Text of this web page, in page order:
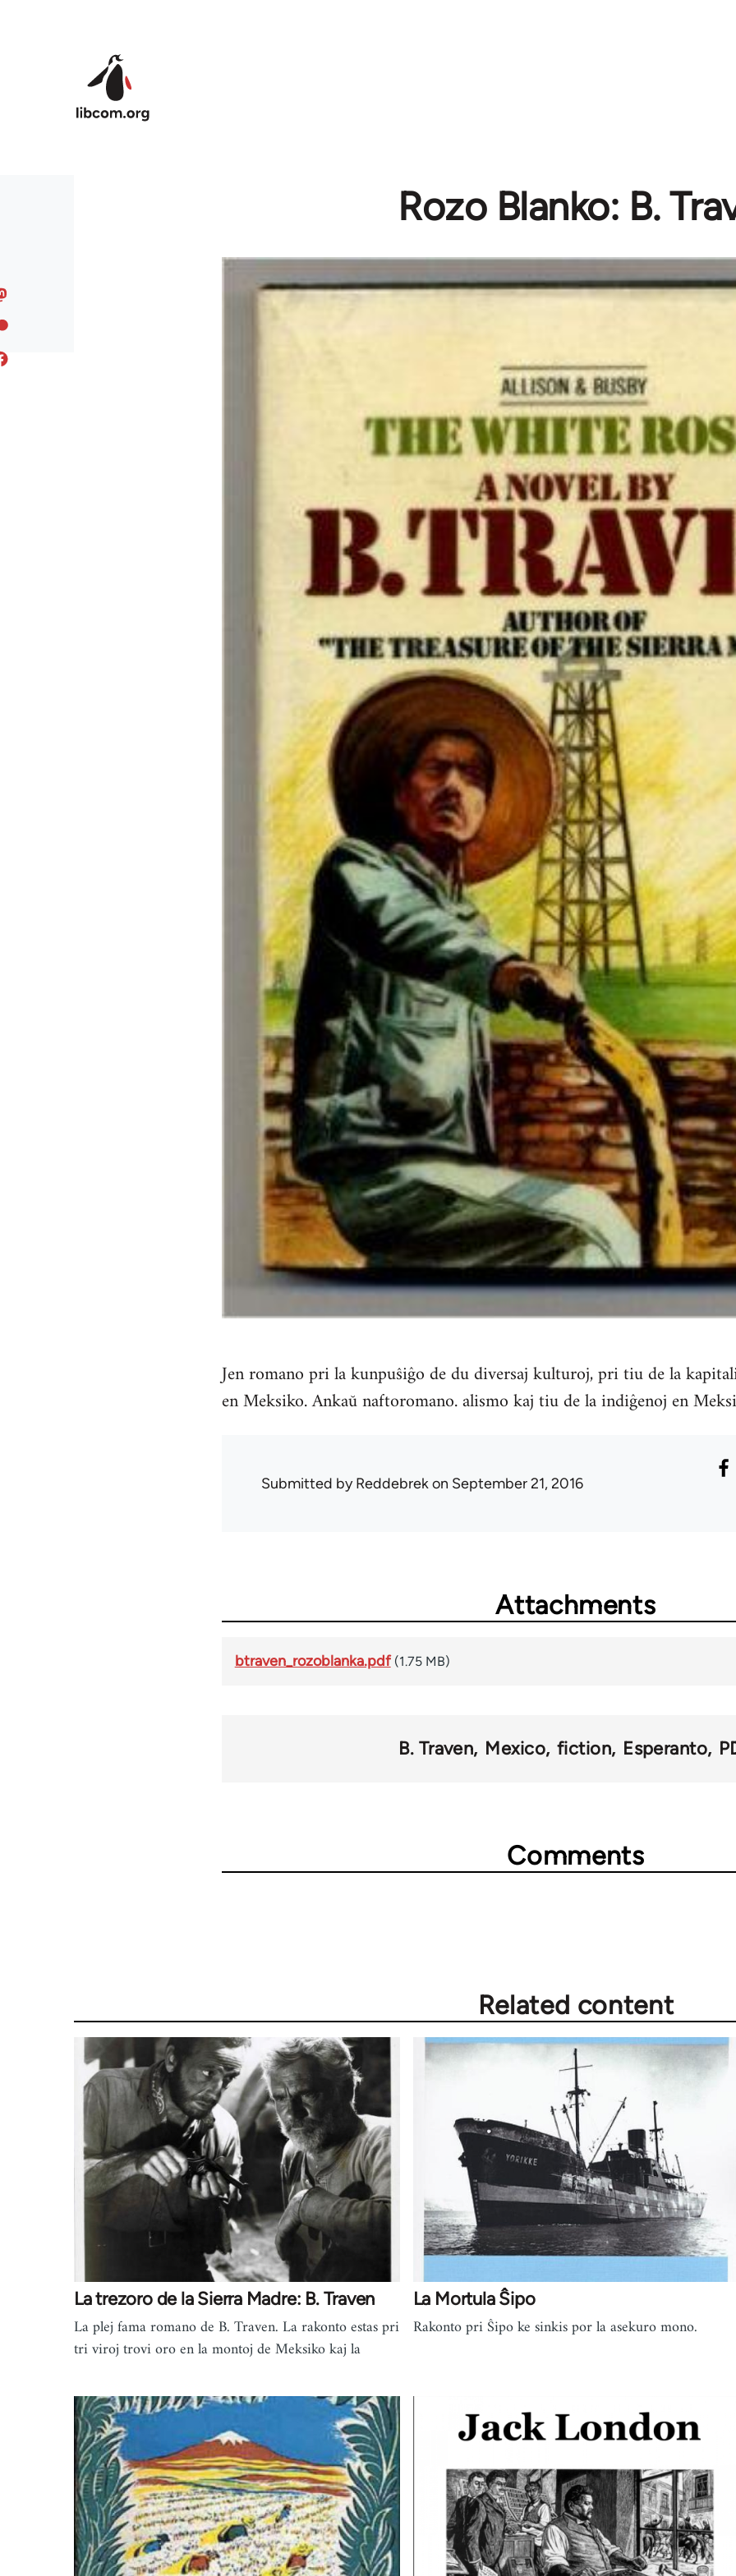
Rozo Blanko: B.
Jen romano pri la kunpuŝiĝo de du diversaj kulturoj, pri tiu de la
en Meksiko. Ankaŭ naftoromano. alismo kaj tiu de la indiĝenoj en
Submitted byReddebrekon September 21, 2016
Attachments
btraven_rozoblanka.pdf (1.75 MB)
B. Traven Mexico fiction Esperanto
Comments
Related content
La trezoro de la Sierra Madre: B. Traven
La plej fama romano de B. Traven. La rakonto estas pri
tri viroj trovi oro en la montoj de Meksiko kaj la
La Mortula Ŝipo
Rakonto pri Ŝipo ke sinkis por la asekuro mono.